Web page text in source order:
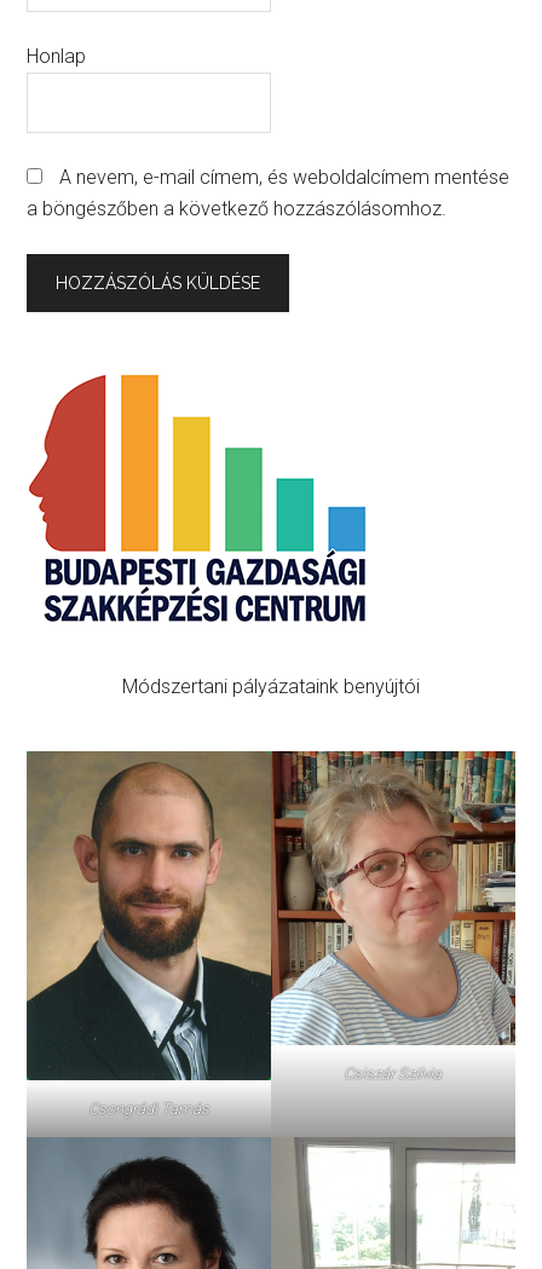
Honlap
A nevem, e-mail címem, és weboldalcímem mentése
a böngészőben a következő hozzászólásomhoz.
Primary
Sidebar
Módszertani pályázataink benyújtói
Csongrádi Tamás
Csiszár Szilvia